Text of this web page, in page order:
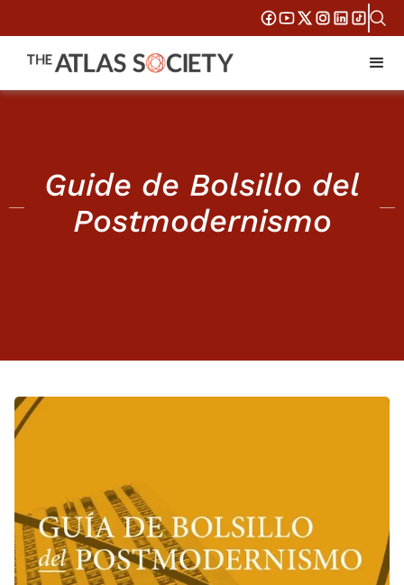
Guide de Bolsillo del
Postmodernismo